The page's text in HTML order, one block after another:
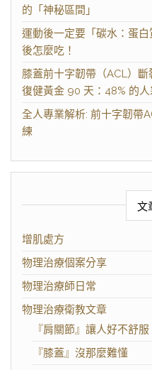
的「神秘區間」
運動後一定要「碳水：蛋
後怎麼吃！
膝蓋前十字韌帶（ACL）
復健黃金 90 天：48% 的
全人專業解析: 前十字韌帶
練
文
增肌處方
物理治療個案分享
物理治療師日常
物理治療衛教文章
『肩關節』讓人好不舒服
『膝蓋』沒那麼難懂